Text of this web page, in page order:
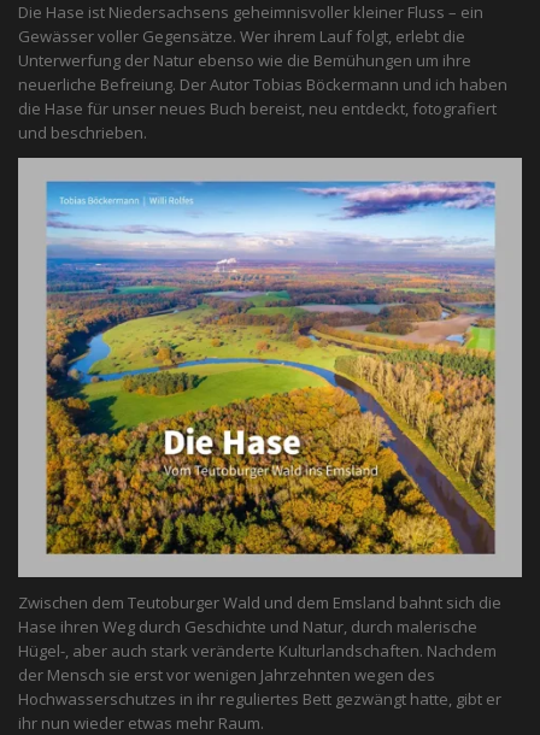
Die Hase ist Niedersachsens geheimnisvoller kleiner Fluss – ein
Gewässer voller Gegensätze. Wer ihrem Lauf folgt, erlebt die
Unterwerfung der Natur ebenso wie die Bemühungen um ihre
neuerliche Befreiung. Der Autor Tobias Böckermann und ich haben
die Hase für unser neues Buch bereist, neu entdeckt, fotografiert
und beschrieben.
Zwischen dem Teutoburger Wald und dem Emsland bahnt sich die
Hase ihren Weg durch Geschichte und Natur, durch malerische
Hügel-, aber auch stark veränderte Kulturlandschaften. Nachdem
der Mensch sie erst vor wenigen Jahrzehnten wegen des
Hochwasserschutzes in ihr reguliertes Bett gezwängt hatte, gibt er
ihr nun wieder etwas mehr Raum.